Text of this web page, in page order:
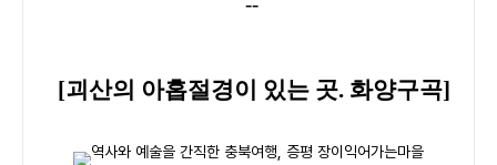
[괴산의 아홉절경이 있는 곳. 화양구곡]